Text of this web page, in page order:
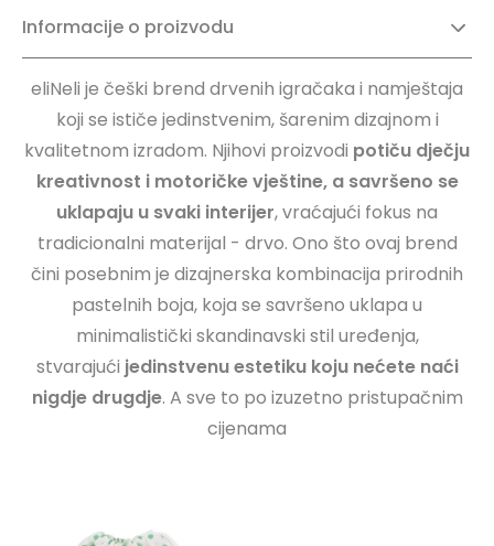
Informacije o proizvodu
eliNeli je češki brend drvenih igračaka i namještaja
koji se ističe jedinstvenim, šarenim dizajnom i
kvalitetnom izradom. Njihovi proizvodi potiču dječju
kreativnost i motoričke vještine, a savršeno se
uklapaju u svaki interijer, vraćajući fokus na
tradicionalni materijal - drvo. Ono što ovaj brend
čini posebnim je dizajnerska kombinacija prirodnih
pastelnih boja, koja se savršeno uklapa u
minimalistički skandinavski stil uređenja,
stvarajući jedinstvenu estetiku koju nećete naći
nigdje drugdje. A sve to po izuzetno pristupačnim
cijenama